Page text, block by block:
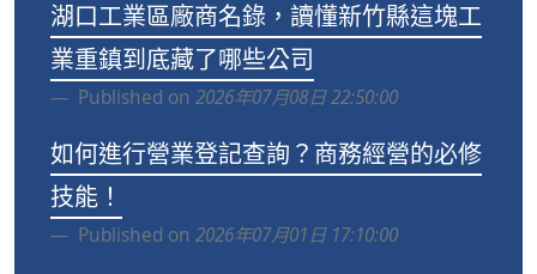
湖口工業區廠商名錄，讀懂新竹縣這塊工
業重鎮到底藏了哪些公司
Published on 2026年07月08日 22:50:00
如何進行營業登記查詢？商務經營的必修
技能！
Published on 2026年07月01日 17:10:00